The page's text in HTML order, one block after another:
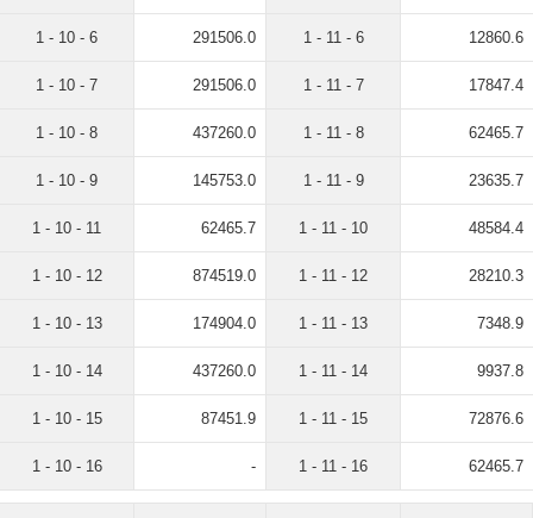
1 - 10 - 6 291506.0
1 - 10 - 7 291506.0
1 - 10 - 8 437260.0
1 - 10 - 9 145753.0
1 - 10 - 11 62465.7
1 - 10 - 12 874519.0
1 - 10 - 13 174904.0
1 - 10 - 14 437260.0
1 - 10 - 15 87451.9
1 - 10 - 16 -
1 - 11 - 6 12860.6
1 - 11 - 7 17847.4
1 - 11 - 8 62465.7
1 - 11 - 9 23635.7
1 - 11 - 10 48584.4
1 - 11 - 12 28210.3
1 - 11 - 13 7348.9
1 - 11 - 14 9937.8
1 - 11 - 15 72876.6
1 - 11 - 16 62465.7